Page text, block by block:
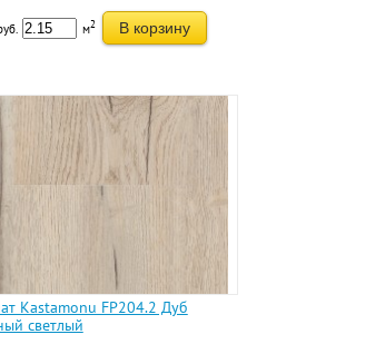
м2 В корзину
Kastamonu FP204.2 Дуб
светлый